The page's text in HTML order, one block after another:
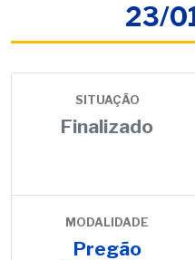
23/
SITUAÇÃO
Finalizado
MODALIDADE
Pregão